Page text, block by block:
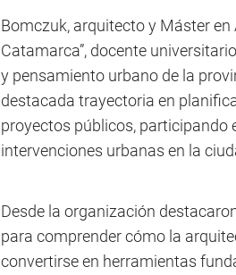
Bomczuk, arquitecto y Máster
Catamarca”, docente
y pensamiento urbano de la
destacada trayectoria en
proyectos públicos, participando
intervenciones urbanas en la
Desde la organización
para comprender cómo la
convertirse en herramientas